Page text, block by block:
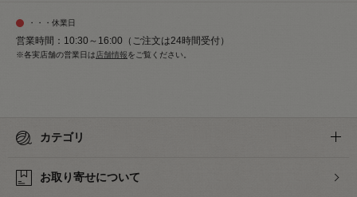
・・・休業日
営業時間：10:30～16:00（ご注文は24時間受付）
※各実店舗の営業日は 店舗情報をご覧ください。
カテゴリ
お取り寄せについて